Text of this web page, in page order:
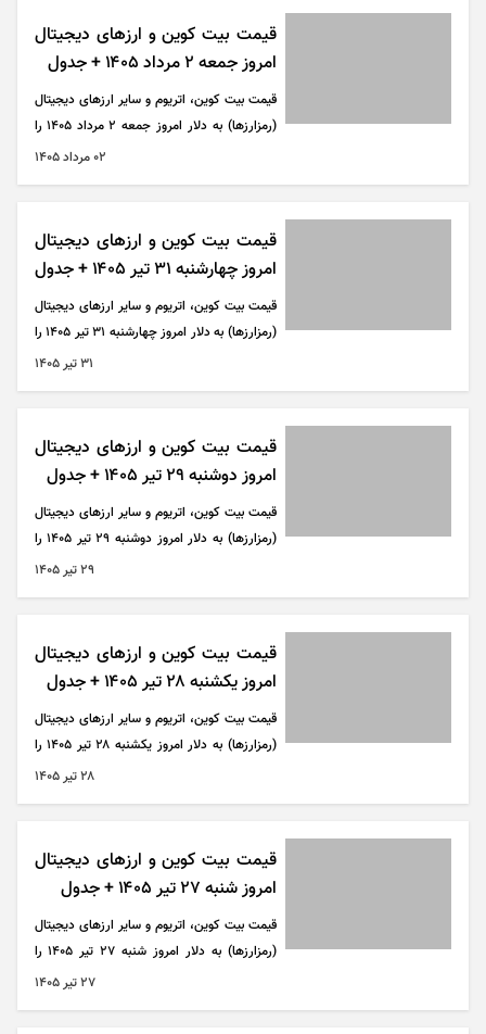
قیمت بیت کوین و ارز‌های دیجیتال
امروز جمعه ۲ مرداد ۱۴۰۵ + جدول
قیمت بیت کوین، اتریوم و سایر ارز‌های دیجیتال
(رمزارزها) به دلار امروز جمعه ۲ مرداد ۱۴۰۵ را
می‌توانید در جدول زیر مشاهده کنید.
۰۲ مرداد ۱۴۰۵
قیمت بیت کوین و ارز‌های دیجیتال
امروز چهارشنبه ۳۱ تیر ۱۴۰۵ + جدول
قیمت بیت کوین، اتریوم و سایر ارز‌های دیجیتال
(رمزارزها) به دلار امروز چهارشنبه ۳۱ تیر ۱۴۰۵ را
۳۱ تير ۱۴۰۵
قیمت بیت کوین و ارز‌های دیجیتال
امروز دوشنبه ۲۹ تیر ۱۴۰۵ + جدول
قیمت بیت کوین، اتریوم و سایر ارز‌های دیجیتال
(رمزارزها) به دلار امروز دوشنبه ۲۹ تیر ۱۴۰۵ را
۲۹ تير ۱۴۰۵
قیمت بیت کوین و ارز‌های دیجیتال
امروز یکشنبه ۲۸ تیر ۱۴۰۵ + جدول
قیمت بیت کوین، اتریوم و سایر ارز‌های دیجیتال
(رمزارزها) به دلار امروز یکشنبه ۲۸ تیر ۱۴۰۵ را
۲۸ تير ۱۴۰۵
قیمت بیت کوین و ارز‌های دیجیتال
امروز شنبه ۲۷ تیر ۱۴۰۵ + جدول
قیمت بیت کوین، اتریوم و سایر ارز‌های دیجیتال
(رمزارزها) به دلار امروز شنبه ۲۷ تیر ۱۴۰۵ را
می‌توانید در جدول زیر مشاهده کنید.۲۷ تير ۱۴۰۵